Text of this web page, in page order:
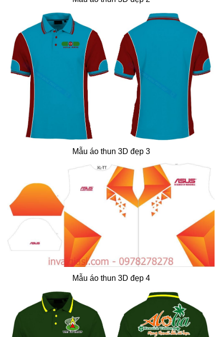
Mẫu áo thun 3D đẹp 3
Mẫu áo thun 3D đẹp 4